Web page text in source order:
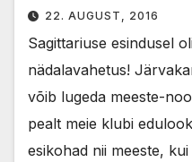
22. AUGUST, 2016
Sagittariuse esindusel
nädalavahetus!
võib lugeda meeste-
pealt meie klubi
esikohad nii meeste,